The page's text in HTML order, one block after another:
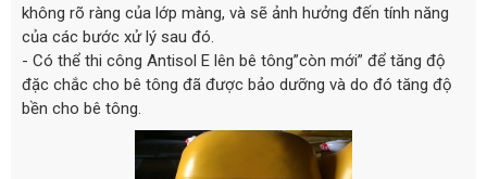
không rõ ràng của lớp màng, và sẽ ảnh hưởng đến tính năng
của các bước xử lý sau đó.
- Có thể thi công Antisol E lên bê tông”còn mới” để tăng độ
đặc chắc cho bê tông đã được bảo dưỡng và do đó tăng độ
bền cho bê tông.